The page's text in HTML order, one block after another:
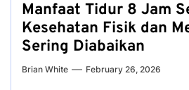
Manfaat Tidur 8 Jam
Kesehatan Fisik dan
Sering Diabaikan
Brian White February 26, 2026